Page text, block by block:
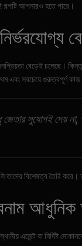
আপনারও হতে পারে।
বেড়েই চলেছে।
এবং সবচেয়ে গুরুত্বপূর্ণ
জেতার সুযোগই দেয়
তাদের বিশেষত্ব তৈরি করে।
আধুনিক
এজেন্ট বা নির্দিষ্ট